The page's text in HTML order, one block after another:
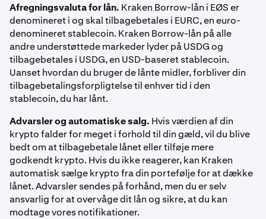
9 Tryk ind påGebyrerfor at se en oversigt over
gebyrerne – inklusive eventuelle fritagelser for
handelsgebyrer via dit Kraken+-medlemskab
Afregningsvaluta for lån. Kraken Borrow-lån i EØS er
denomineret i og skal tilbagebetales i EURC, en euro-
denomineret stablecoin. Kraken Borrow-lån på alle
andre understøttede markeder lyder på USDG og
tilbagebetales i USDG, en USD-baseret stablecoin.
Uanset hvordan du bruger de lånte midler, forbliver din
tilbagebetalingsforpligtelse til enhver tid i den
stablecoin, du har lånt.
Advarsler og automatiske salg. Hvis værdien af din
krypto falder for meget i forhold til din gæld, vil du blive
bedt om at tilbagebetale lånet eller tilføje mere
godkendt krypto. Hvis du ikke reagerer, kan Kraken
automatisk sælge krypto fra din portefølje for at dække
lånet. Advarsler sendes på forhånd, men du er selv
ansvarlig for at overvåge dit lån og sikre, at du kan
modtage vores notifikationer.